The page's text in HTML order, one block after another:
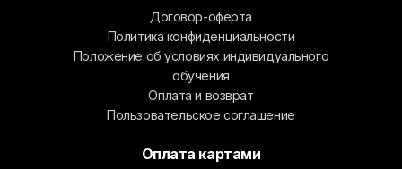
Договор-оферта
Политика конфиденциальности
Положение об условиях индивидуального
обучения
Оплата и возврат
Пользовательское соглашение
Оплата картами